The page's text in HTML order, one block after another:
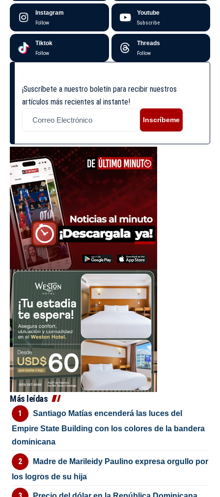
Instagram
Follow
Youtube
Subscribe
Tiktok
Follow
Threads
Follow
¡Suscríbete a nuestro boletín para recibir nuestros
artículos más recientes al instante!
Inscríbeme
Más leídas
Santiago Matías encenderá las luces del
Empire State Building con los colores de la bandera
dominicana
Madre de Marileidy Paulino expresa orgullo por
los logros de su hija